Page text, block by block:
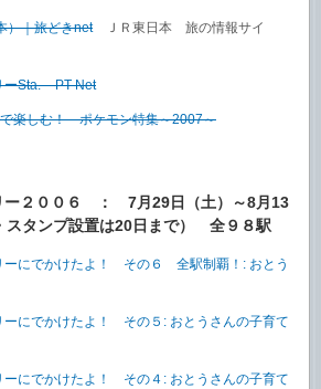
）｜旅どきnetＪＲ東日本 旅の情報サイ
Sta. – PT Net
楽しむ！ ポケモン特集～2007～
ー２００６ ： 7月29日（土）～8月13
タンプ設置は20日まで） 全９８駅
ーにでかけたよ！ その６ 全駅制覇！: おとう
ーにでかけたよ！ その５: おとうさんの子育て
ーにでかけたよ！ その４: おとうさんの子育て